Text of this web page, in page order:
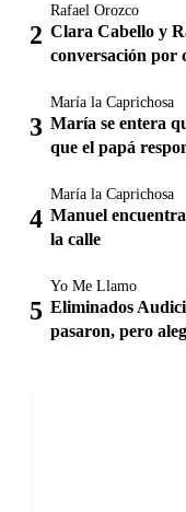
Rafael Orozco
Clara Cabello y
conversación por
María la Caprichosa
María se entera
que el papá
María la Caprichosa
Manuel
la calle
Yo Me Llamo
Eliminados
pasaron, pero